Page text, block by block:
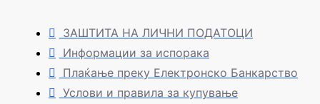
ЗАШТИТА НА ЛИЧНИ ПОДАТОЦИ
Информации за испорака
Плаќање преку Електронско Банкарство
Услови и правила за купување